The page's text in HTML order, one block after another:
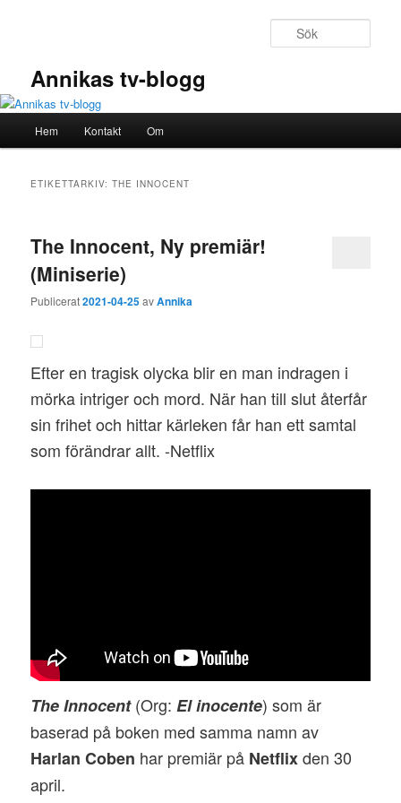
Annikas tv-blogg
Hem Kontakt Om
ETIKETTARKIV:THE INNOCENT
The Innocent, Ny premiär!
(Miniserie)
Publicerat2021-04-25avAnnika
Efter en tragisk olycka blir en man indragen i
mörka intriger och mord. När han till slut återfår
sin frihet och hittar kärleken får han ett samtal
som förändrar allt. -Netflix
The Innocent(Org:El inocente) som är
baserad på boken med samma namn av
Harlan Coben har premiär på Netflixden 30
april.